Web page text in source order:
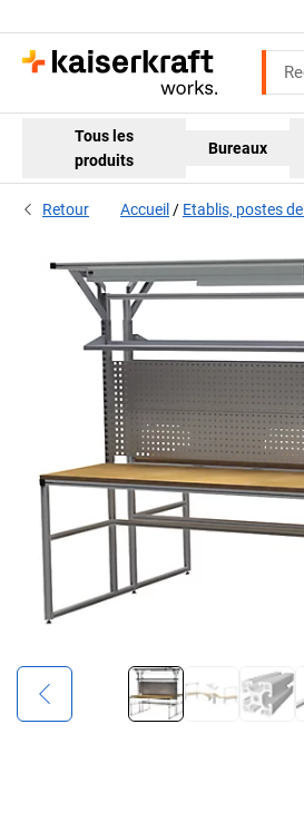
Tous les
produits
Bureaux
Retour Accueil Etablis, postes